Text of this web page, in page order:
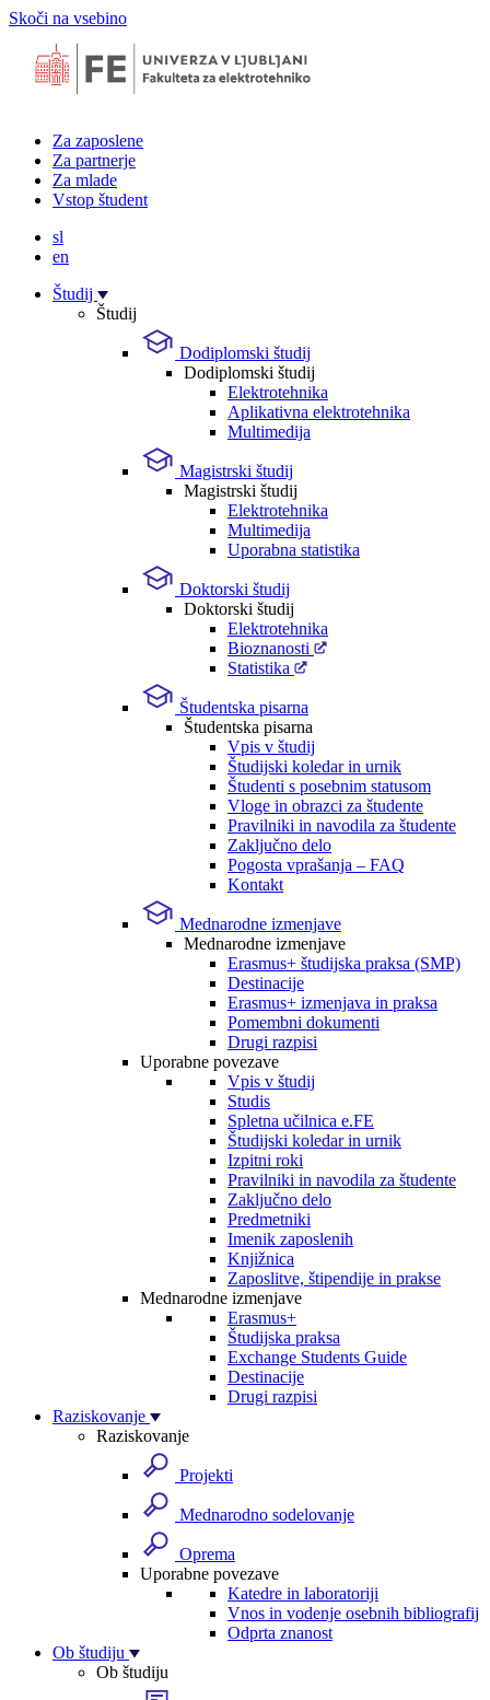
Skoči na vsebino
Za zaposlene
Za partnerje
Za mlade
Vstop študent
sl
en
Študij
Študij
Dodiplomski študij
Dodiplomski študij
Elektrotehnika
Aplikativna elektrotehnika
Multimedija
Magistrski študij
Magistrski študij
Elektrotehnika
Multimedija
Uporabna statistika
Doktorski študij
Doktorski študij
Elektrotehnika
Bioznanosti
Statistika
Študentska pisarna
Študentska pisarna
Vpis v študij
Študijski koledar in urnik
Študenti s posebnim statusom
Vloge in obrazci za študente
Pravilniki in navodila za študente
Zaključno delo
Pogosta vprašanja – FAQ
Kontakt
Mednarodne izmenjave
Mednarodne izmenjave
Erasmus+ študijska praksa (SMP)
Destinacije
Erasmus+ izmenjava in praksa
Pomembni dokumenti
Drugi razpisi
Uporabne povezave
Vpis v študij
Studis
Spletna učilnica e.FE
Študijski koledar in urnik
Izpitni roki
Pravilniki in navodila za študente
Zaključno delo
Predmetniki
Imenik zaposlenih
Knjižnica
Zaposlitve, štipendije in prakse
Mednarodne izmenjave
Erasmus+
Študijska praksa
Exchange Students Guide
Destinacije
Drugi razpisi
Raziskovanje
Raziskovanje
Projekti
Mednarodno sodelovanje
Oprema
Uporabne povezave
Katedre in laboratoriji
Vnos in vodenje osebnih bibliografij
Odprta znanost
Ob študiju
Ob študiju